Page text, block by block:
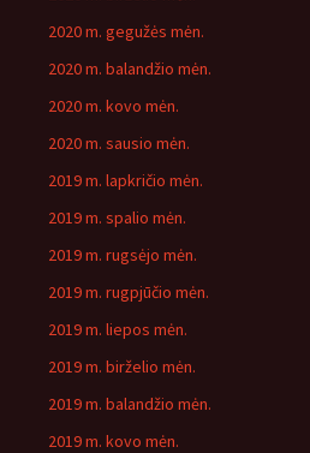
2020 m. gegužės mėn.
2020 m. balandžio mėn.
2020 m. kovo mėn.
2020 m. sausio mėn.
2019 m. lapkričio mėn.
2019 m. spalio mėn.
2019 m. rugsėjo mėn.
2019 m. rugpjūčio mėn.
2019 m. liepos mėn.
2019 m. birželio mėn.
2019 m. balandžio mėn.
2019 m. kovo mėn.